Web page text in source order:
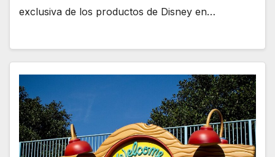
exclusiva de los productos de Disney en…